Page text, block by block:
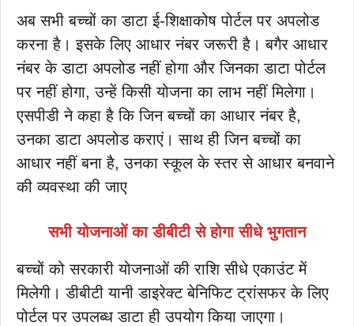
अब सभी बच्चों का डाटा ई-शिक्षाकोष पोर्टल पर अपलोड
करना है। इसके लिए आधार नंबर जरूरी है। बगैर आधार
नंबर के डाटा अपलोड नहीं होगा और जिनका डाटा पोर्टल
पर नहीं होगा, उन्हें किसी योजना का लाभ नहीं मिलेगा।
एसपीडी ने कहा है कि जिन बच्चों का आधार नंबर है,
उनका डाटा अपलोड कराएं। साथ ही जिन बच्चों का
आधार नहीं बना है, उनका स्कूल के स्तर से आधार बनवाने
की व्यवस्था की जाए
सभी योजनाओं का डीबीटी से होगा सीधे भुगतान
बच्चों को सरकारी योजनाओं की राशि सीधे एकाउंट में
मिलेगी। डीबीटी यानी डाइरेक्ट बेनिफिट ट्रांसफर के लिए
पोर्टल पर उपलब्ध डाटा ही उपयोग किया जाएगा।